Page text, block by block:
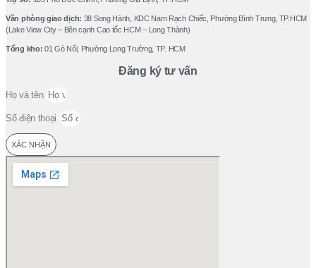
Văn phòng giao dịch: 38 Song Hành, KDC Nam Rạch Chiếc, Phường Bình Trưng, TP.HCM
(Lake View City – Bên cạnh Cao tốc HCM – Long Thành)
Tổng kho: 01 Gò Nổi, Phường Long Trường, TP. HCM
Đăng ký tư vấn
Họ và tên
Số điện thoại
XÁC NHẬN